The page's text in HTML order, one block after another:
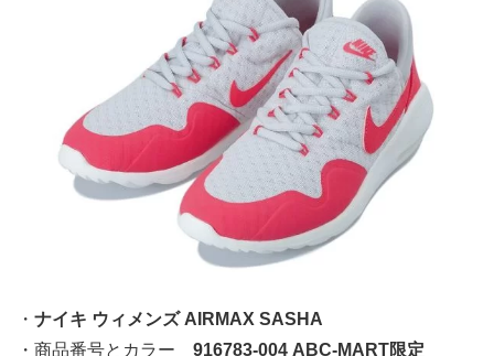
・ ナイキ ウィメンズ AIRMAX SASHA
・商品番号とカラー 916783-004 ABC-MART限定